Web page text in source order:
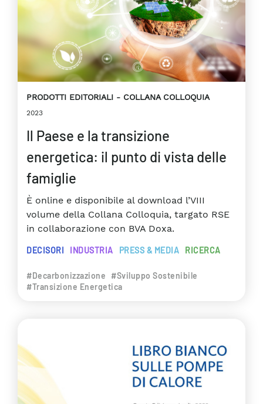
PRODOTTI EDITORIALI COLLANA COLLOQUIA
2023
Il Paese e la transizione
energetica: il punto di vista delle
famiglie
È online e disponibile al download l’VIII
volume della Collana Colloquia, targato RSE
in collaborazione con BVA Doxa.
DECISORI INDUSTRIA PRESS & MEDIA RICERCA
#Decarbonizzazione
#Sviluppo Sostenibile
#Transizione Energetica